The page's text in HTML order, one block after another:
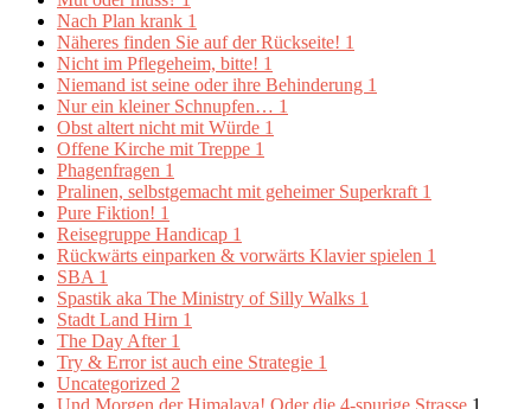
Nach Plan krank 1
Näheres finden Sie auf der Rückseite! 1
Nicht im Pflegeheim, bitte! 1
Niemand ist seine oder ihre Behinderung 1
Nur ein kleiner Schnupfen… 1
Obst altert nicht mit Würde 1
Offene Kirche mit Treppe 1
Phagenfragen 1
Pralinen, selbstgemacht mit geheimer Superkraft 1
Pure Fiktion! 1
Reisegruppe Handicap 1
Rückwärts einparken & vorwärts Klavier spielen 1
SBA 1
Spastik aka The Ministry of Silly Walks 1
Stadt Land Hirn 1
The Day After 1
Try & Error ist auch eine Strategie 1
Uncategorized 2
Und Morgen der Himalaya! Oder die 4-spurige Strasse 1